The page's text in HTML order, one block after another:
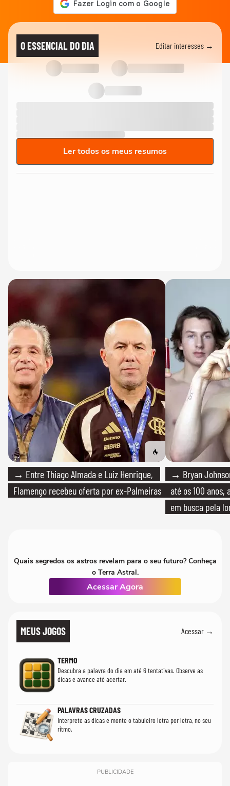
O ESSENCIAL DO DIA Editar interesses →
Ler todos os meus resumos
→ Entre Thiago Almada e Luiz Henrique,
Flamengo recebeu oferta por ex-Palmeiras
→ Bryan
até os 100
em busca pela
Quais segredos os astros revelam para o seu futuro? Conheça
o Terra Astral.
Acessar Agora
MEUS JOGOS Acessar →
TERMO
Descubra a palavra do dia em até 6 tentativas. Observe as
dicas e avance até acertar.
PALAVRAS CRUZADAS
Interprete as dicas e monte o tabuleiro letra por letra, no seu
ritmo.
PUBLICIDADE